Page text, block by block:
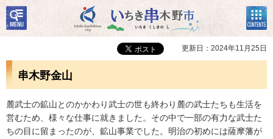
いちき串木野市
検
索・
共通
コン
テン
ツメ
ニュ
更新日：2024年11月25日
串木野金山
麓武士の鉱山とのかかわり武士の世も終わり麓の武士たちも生活を
営むため、様々な仕事に就きました。その中で一部の有力な武士た
ちの目に留まったのが、鉱山事業でした。明治の初めには薩摩藩が